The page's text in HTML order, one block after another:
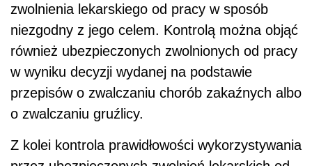
zwolnienia lekarskiego od pracy w sposób
niezgodny z jego celem. Kontrolą można objąć
również ubezpieczonych zwolnionych od pracy
w wyniku decyzji wydanej na podstawie
przepisów o zwalczaniu chorób zakaźnych albo
o zwalczaniu gruźlicy.
Z kolei kontrola prawidłowości wykorzystywania